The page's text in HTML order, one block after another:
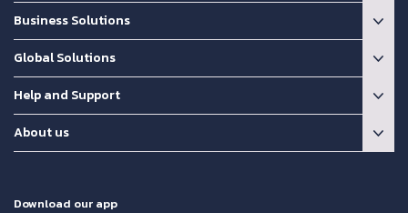
Business Solutions
Global Solutions
Help and Support
About us
Download our app